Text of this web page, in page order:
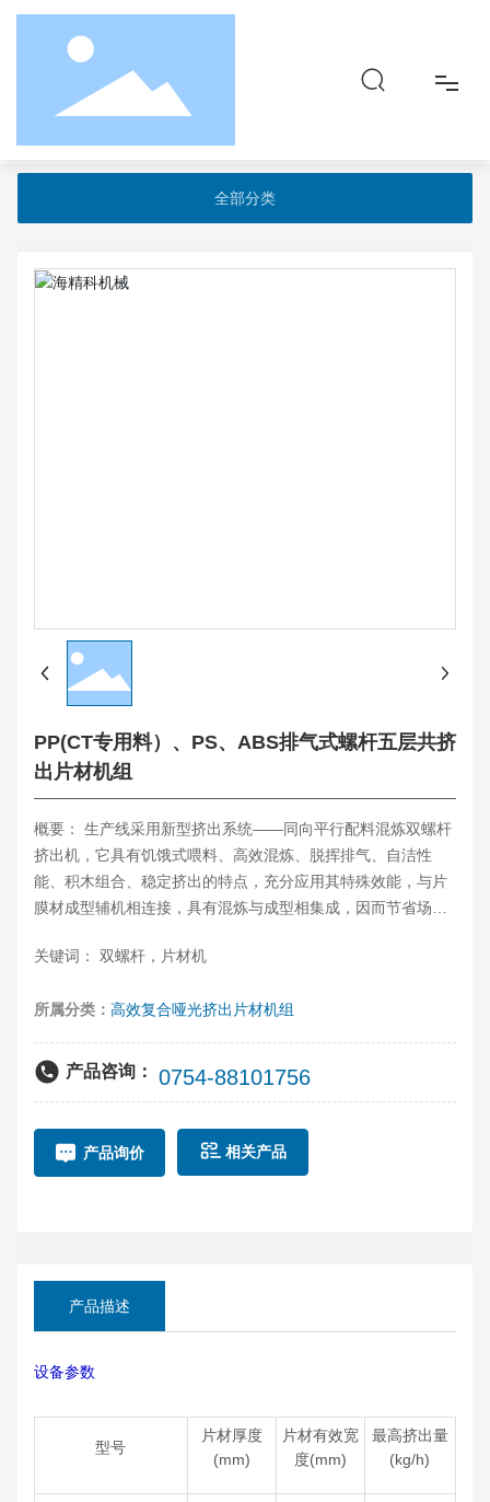
首页 产品中心
高效复合哑光挤出片材机组
全部分类
PP(CT专用料）、PS、ABS排气式螺杆五层共挤
出片材机组
概要： 生产线采用新型挤出系统——同向平行配料混炼双螺杆
挤出机，它具有饥饿式喂料、高效混炼、脱挥排气、自洁性
能、积木组合、稳定挤出的特点，充分应用其特殊效能，与片
膜材成型辅机相连接，具有混炼与成型相集成，因而节省场
经过对真空排气系统的特殊优化设计，可无须配置原料干燥系
关键词： 双螺杆，片材机
所属分类： 高效复合哑光挤出片材机组
产品咨询： 0754-88101756
产品询价 相关产品
产品描述
设备参数
型号
片材厚度
(mm)
片材有效宽
度(mm)
最高挤出量
(kg/h)